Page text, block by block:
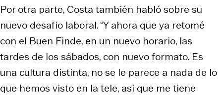
Por otra parte, Costa también habló sobre su
nuevo desafío laboral. “Y ahora que ya retomé
con el Buen Finde, en un nuevo horario, las
tardes de los sábados, con nuevo formato. Es
una cultura distinta, no se le parece a nada de lo
que hemos visto en la tele, así que me tiene